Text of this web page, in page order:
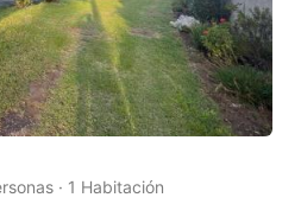
· 1 Habitación